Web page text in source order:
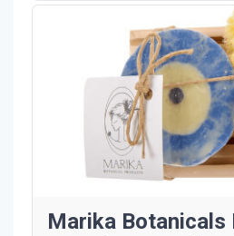
Marika Botanicals